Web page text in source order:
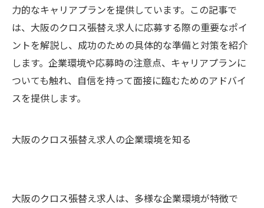
力的なキャリアプランを提供しています。この記事で
は、大阪のクロス張替え求人に応募する際の重要なポイ
ントを解説し、成功のための具体的な準備と対策を紹介
します。企業環境や応募時の注意点、キャリアプランに
ついても触れ、自信を持って面接に臨むためのアドバイ
スを提供します。
大阪のクロス張替え求人の企業環境を知る
大阪のクロス張替え求人は、多様な企業環境が特徴で